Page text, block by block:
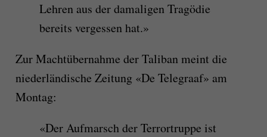
Lehren aus der damaligen Tragödie
bereits vergessen hat.»
Zur Machtübernahme der Taliban meint die
niederländische Zeitung «De Telegraaf» am
Montag:
«Der Aufmarsch der Terrortruppe ist